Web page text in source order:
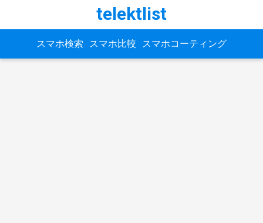
telektlist
スマホ検索 スマホ比較 スマホコーティング